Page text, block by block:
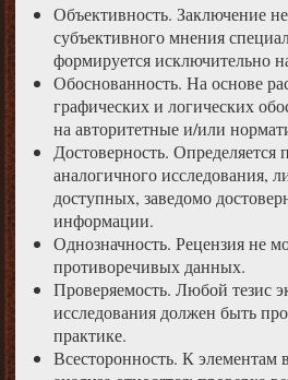
Объективность. Заключение
субъективного мнения
формируется исключительно
Обоснованность. На основе
графических и логических
на авторитетные и/или
Достоверность. Определяется
аналогичного исследования,
доступных, заведомо
информации.
Однозначность. Рецензия не
противоречивых данных.
Проверяемость. Любой тезис
исследования должен быть
практике.
Всесторонность. К элементам